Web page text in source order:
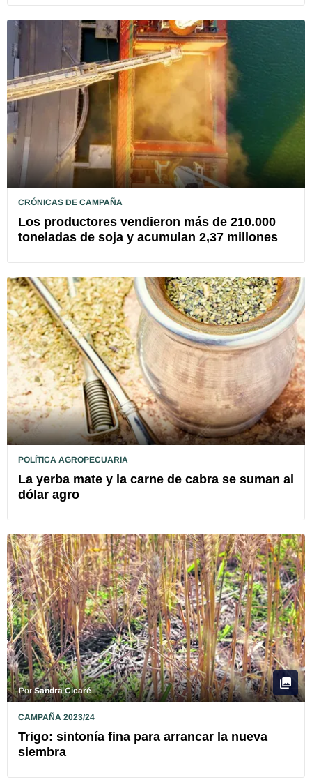
CRÓNICAS DE CAMPAÑA
Los productores vendieron más de 210.000
toneladas de soja y acumulan 2,37 millones
POLÍTICA AGROPECUARIA
La yerba mate y la carne de cabra se suman al
dólar agro
PorSandra Cicaré
CAMPAÑA 2023/24
Trigo: sintonía fina para arrancar la nueva
siembra